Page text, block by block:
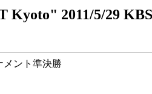
Kyoto" 2011/5/29
メント準決勝